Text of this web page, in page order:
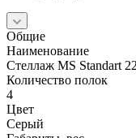
Общие
Наименование
Стеллаж MS Standart
Количество полок
4
Цвет
Серый